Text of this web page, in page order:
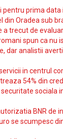
prima
din Oradea sub
a trecut de
spun ca nu
dar analistii
in centrul
54% din
sociala
BNR de
se scumpesc